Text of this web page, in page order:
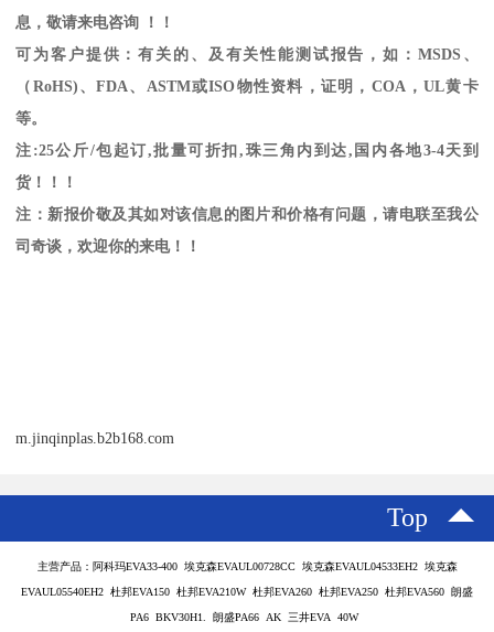
息，敬请来电咨询 ！！
可为客户提供：有关的、及有关性能测试报告，如： MSDS 、
（ RoHS) 、FDA、 ASTM或ISO物性资料，证明， COA，UL黄卡
等。
注 :25公斤/包起订,批量可折扣, 珠三角内到达, 国内各地3-4天到
货！！！
注：新报价敬及其如对该信息的图片和价格有问题，请电联至我公
司奇谈，欢迎你的来电！！
m.jinqinplas.b2b168.com
Top
主营产品：阿科玛EVA33-400 埃克森EVAUL00728CC 埃克森EVAUL04533EH2 埃克森
EVAUL05540EH2 杜邦EVA150 杜邦EVA210W 杜邦EVA260 杜邦EVA250 杜邦EVA560 朗盛
PA6 BKV30H1. 朗盛PA66 AK 三井EVA 40W